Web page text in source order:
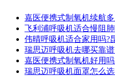
嘉医便携式制氧机续航多
飞利浦呼吸机适合慢阻
伟晴呼吸机适合家用吗?
瑞思迈呼吸机去哪买靠
嘉医便携式制氧机好用
瑞思迈呼吸机面罩怎么